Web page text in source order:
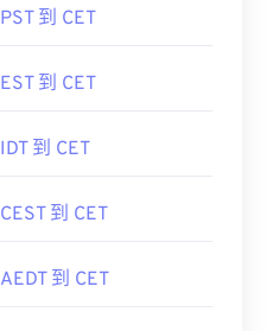
PST 到 CET
EST 到 CET
IDT 到 CET
CEST 到 CET
AEDT 到 CET